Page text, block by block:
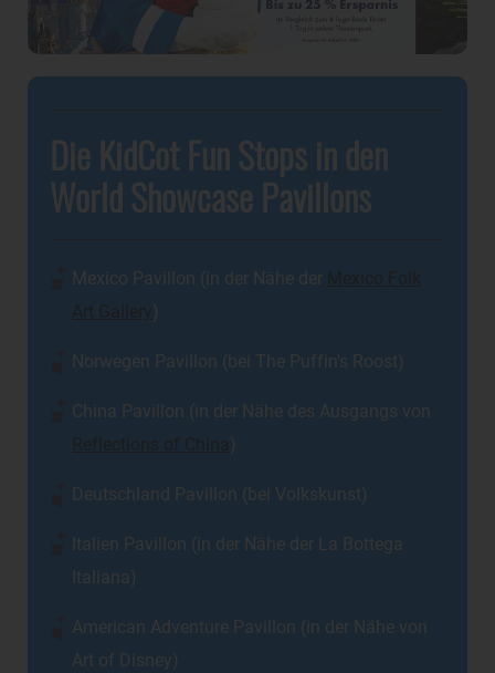
Die KidCot Fun Stops in den
World Showcase Pavillons
Mexico Pavillon (in der Nähe der
)
Norwegen Pavillon (bei The Puffin's Roost)
China Pavillon (in der Nähe des Ausgangs von
)
Deutschland Pavillon (bei Volkskunst)
Italien Pavillon (in der Nähe der La Bottega
Italiana)
American Adventure Pavillon (in der Nähe von
Art of Disney)